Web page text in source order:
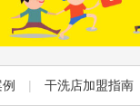
| 干洗店加盟指南